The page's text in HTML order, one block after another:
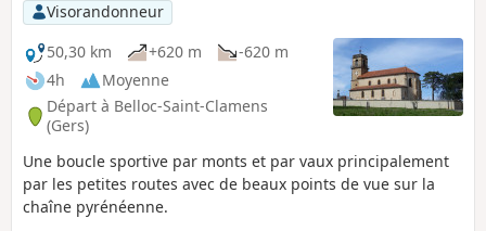
Visorandonneur
50,30 km
+620 m
-620 m
4h
Moyenne
Départ à Belloc-Saint-Clamens
(Gers)
Une boucle sportive par monts et par vaux principalement
par les petites routes avec de beaux points de vue sur la
chaîne pyrénéenne.